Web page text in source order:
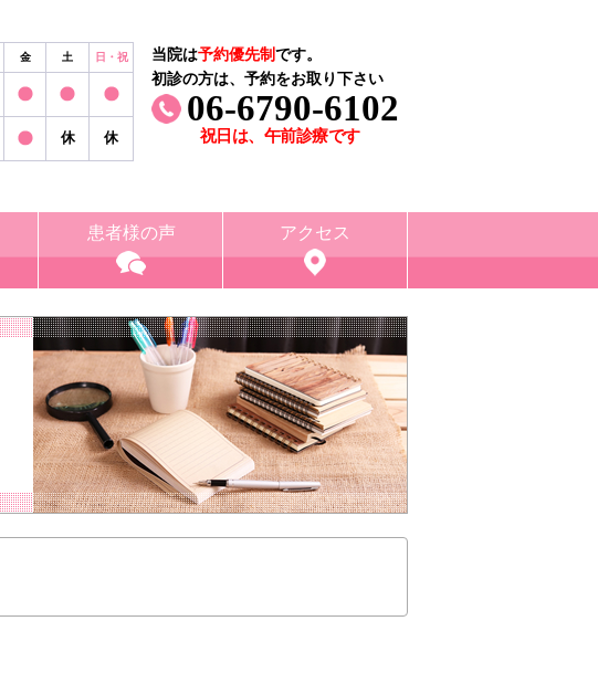
金 土 日・祝
休 休
当院は予約優先制です。
初診の方は、予約をお取り下さい
06-6790-6102
祝日は、午前診療です
患者様の声 アクセス